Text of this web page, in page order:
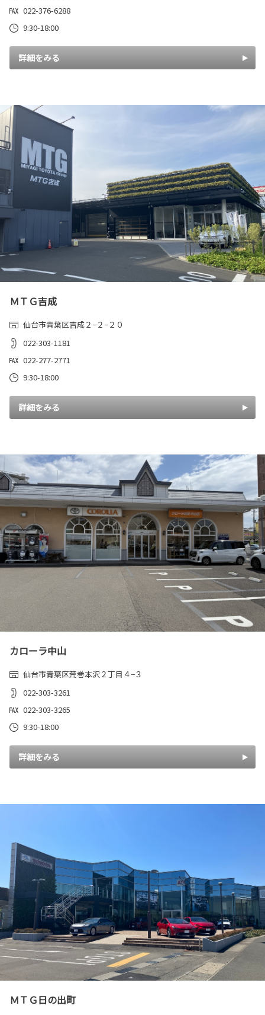
022-376-6288
9:30-18:00
詳細をみる
ＭＴＧ吉成
仙台市青葉区吉成２−２−２０
022-303-1181
022-277-2771
9:30-18:00
詳細をみる
カローラ中山
仙台市青葉区荒巻本沢２丁目４−３
022-303-3261
022-303-3265
9:30-18:00
詳細をみる
ＭＴＧ日の出町